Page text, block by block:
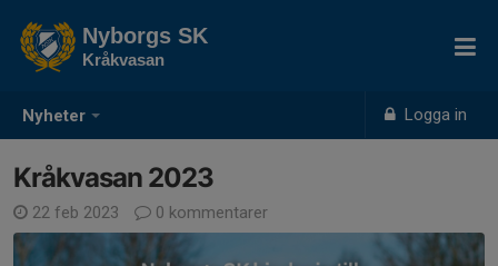
Nyheter Logga in
Nyborgs SK
Kråkvasan
Kråkvasan 2023
22 feb 2023 0 kommentarer